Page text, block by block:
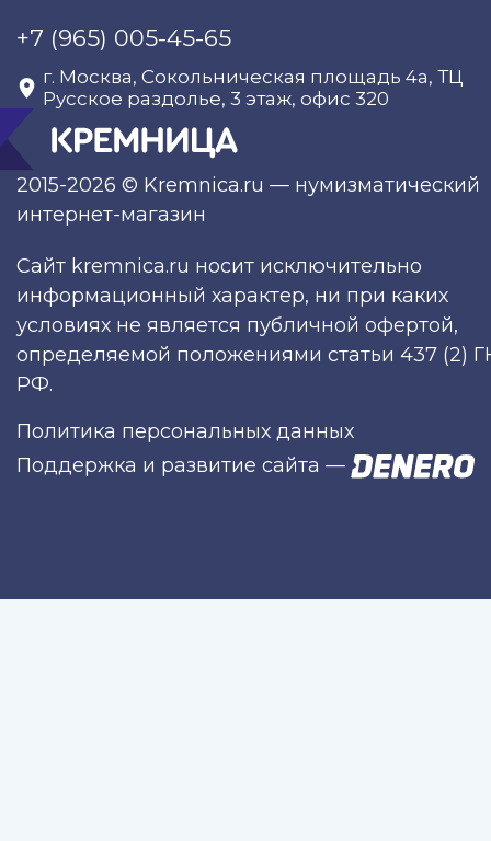
2015-2026 © Kremnica.ru — нумизматический
интернет-магазин
+7 (965) 005-45-65
г. Москва, Сокольническая площадь 4а, ТЦ
Русское раздолье, 3 этаж, офис 320
Сайт kremnica.ru носит исключительно
информационный характер, ни при каких
условиях не является публичной офертой,
определяемой положениями статьи 437 (2)
РФ.
Политика персональных данных
Поддержка и развитие сайта —